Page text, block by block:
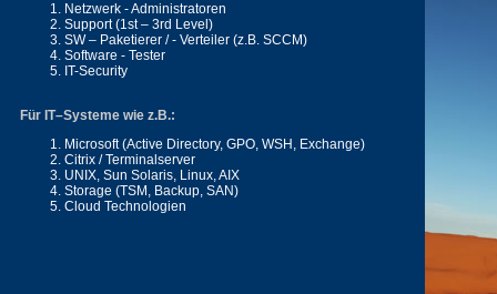
Netzwerk - Administratoren
Support (1st – 3rd Level)
SW – Paketierer / - Verteiler (z.B. SCCM)
Software - Tester
IT-Security
Für IT–Systeme wie z.B.:
Microsoft (Active Directory, GPO, WSH, Exchange)
Citrix / Terminalserver
UNIX, Sun Solaris, Linux, AIX
Storage (TSM, Backup, SAN)
Cloud Technologien